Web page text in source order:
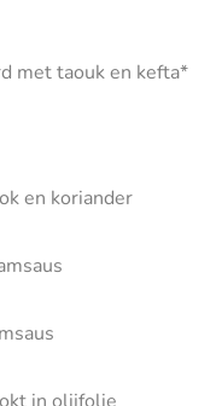
met taouk en kefta*
en koriander